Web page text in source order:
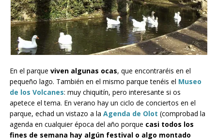
En el parque viven algunas ocas, que encontraréis en el
pequeño lago. También en el mismo parque tenéis el Museo
de los Volcanes: muy chiquitín, pero interesante si os
apetece el tema. En verano hay un ciclo de conciertos en el
parque, echad un vistazo a la Agenda de Olot (comprobad la
agenda en cualquier época del año porque casi todos los
fines de semana hay algún festival o algo montado